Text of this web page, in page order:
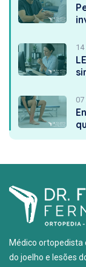
Médico
do joelho e lesões